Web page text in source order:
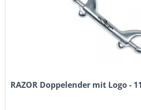
RAZOR Doppelender mit Logo -